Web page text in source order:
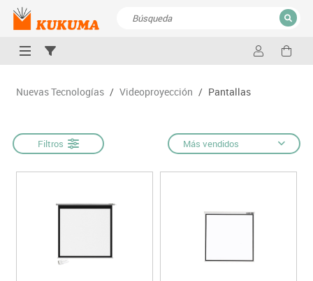
CERRAR
Nuevas Tecnologías / Videoproyección / Pantallas
Filtros Más vendidos